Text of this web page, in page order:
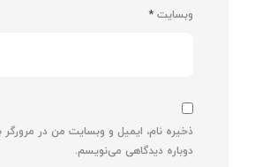
وبسایت *
ذخیره نام، ایمیل و وبسایت من در مرورگر
دوباره دیدگاهی می‌نویسم.